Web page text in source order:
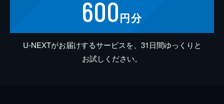
600円分
U-NEXTがお届けするサービスを、31日間ゆっくりと
お試しください。